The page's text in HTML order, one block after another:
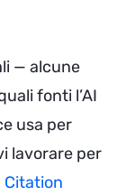
— alcune
fonti l’AI
usa per
lavorare per
Citation